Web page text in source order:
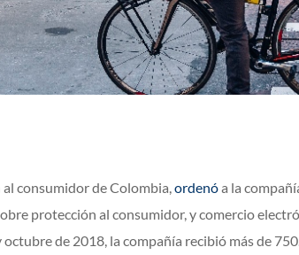
consumidor de Colombia,ordenóa la
protección al consumidor, y comercio
de 2018, la compañía recibió más de